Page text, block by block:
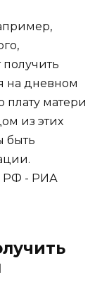
на дневном
плату матери
из этих
быть